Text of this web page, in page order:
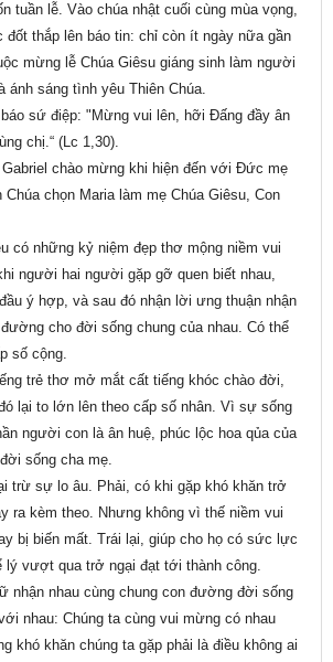
tuần lễ. Vào chúa nhật cuối cùng mùa vọng,
thắp lên báo tin: chỉ còn ít ngày nữa gần
mừng lễ Chúa Giêsu giáng sinh làm người
ánh sáng tình yêu Thiên Chúa.
sứ điệp: "Mừng vui lên, hỡi Đấng đầy ân
chị.“ (Lc 1,30).
chào mừng khi hiện đến với Đức mẹ
Chúa chọn Maria làm mẹ Chúa Giêsu, Con
có những kỷ niệm đẹp thơ mộng niềm vui
người hai người gặp gỡ quen biết nhau,
ý hợp, và sau đó nhận lời ưng thuận nhận
cho đời sống chung của nhau. Có thể
số cộng.
trẻ thơ mở mắt cất tiếng khóc chào đời,
lại to lớn lên theo cấp số nhân. Vì sự sống
người con là ân huệ, phúc lộc hoa qủa của
sống cha mẹ.
trừ sự lo âu. Phải, có khi gặp khó khăn trở
ra kèm theo. Nhưng không vì thế niềm vui
bị biến mất. Trái lại, giúp cho họ có sức lực
lý vượt qua trở ngại đạt tới thành công.
nhận nhau cùng chung con đường đời sống
nhau: Chúng ta cùng vui mừng có nhau
khó khăn chúng ta gặp phải là điều không ai